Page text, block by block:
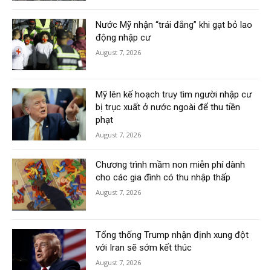
Nước Mỹ nhận “trái đắng” khi gạt bỏ lao
động nhập cư
August 7, 2026
Mỹ lên kế hoạch truy tìm người nhập cư
bị trục xuất ở nước ngoài để thu tiền
phạt
August 7, 2026
Chương trình mầm non miễn phí dành
cho các gia đình có thu nhập thấp
August 7, 2026
Tổng thống Trump nhận định xung đột
với Iran sẽ sớm kết thúc
August 7, 2026